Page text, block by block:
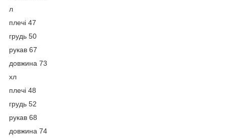
л
плечі 47
грудь 50
рукав 67
довжина 73
хл
плечі 48
грудь 52
рукав 68
довжина 74